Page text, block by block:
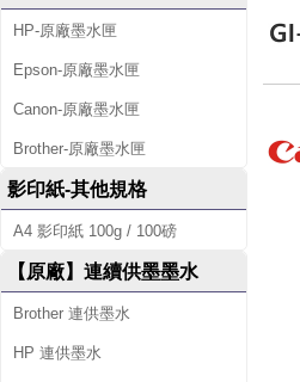
HP-原廠墨水匣
Epson-原廠墨水匣
Canon-原廠墨水匣
Brother-原廠墨水匣
影印紙-其他規格
A4 影印紙 100g / 100磅
【原廠】連續供墨墨水
Brother 連供墨水
HP 連供墨水